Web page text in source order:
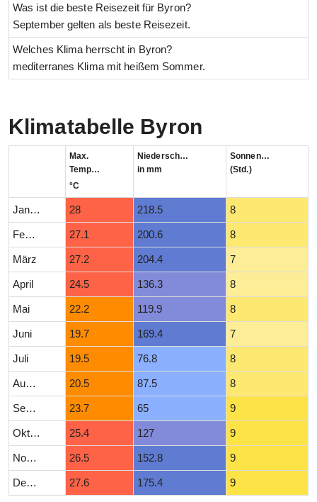
Was ist die beste Reisezeit für Byron?
September gelten als beste Reisezeit.
Welches Klima herrscht in Byron?
mediterranes Klima mit heißem Sommer.
Klimatabelle Byron
Max.
Temperatur
°C
Niederschlag
in mm
Sonnenstunden
(Std.)
Januar 28 218.5 8
Februar 27.1 200.6 8
März 27.2 204.4 7
April 24.5 136.3 8
Mai 22.2 119.9 8
Juni 19.7 169.4 7
Juli 19.5 76.8 8
August 20.5 87.5 8
September 23.7 65 9
Oktober 25.4 127 9
November 26.5 152.8 9
Dezember 27.6 175.4 9